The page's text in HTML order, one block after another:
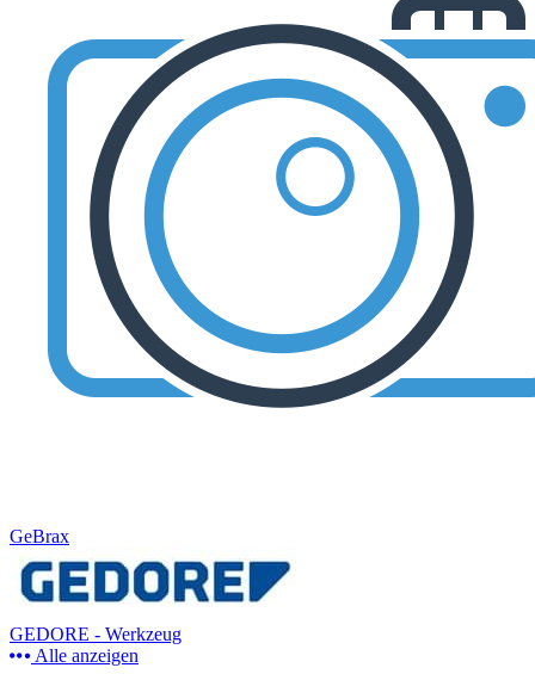
GeBrax
GEDORE - Werkzeug
Alle anzeigen